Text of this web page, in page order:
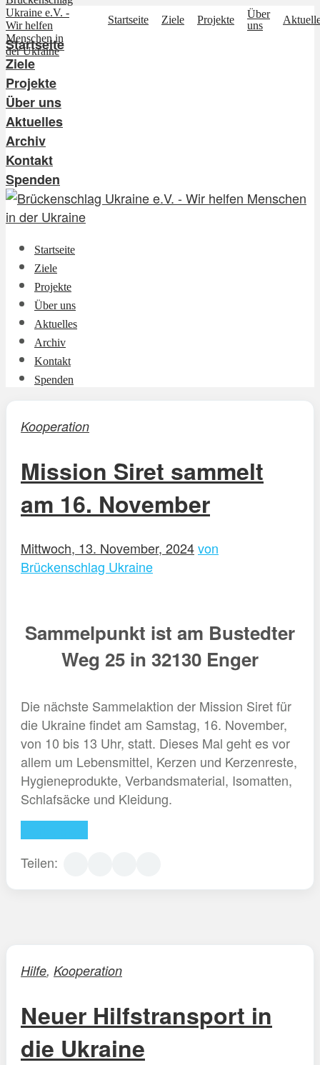
Startseite Ziele Projekte
Über
uns
Startseite
Ziele
Projekte
Über uns
Aktuelles
Archiv
Kontakt
Spenden
Startseite
Ziele
Projekte
Über uns
Aktuelles
Archiv
Kontakt
Spenden
Kooperation
Mission Siret sammelt
am 16. November
Mittwoch, 13. November, 2024von
Brückenschlag Ukraine
Sammelpunkt ist am Bustedter
Weg 25 in 32130 Enger
Die nächste Sammelaktion der Mission Siret für
die Ukraine findet am Samstag, 16. November,
von 10 bis 13 Uhr, statt. Dieses Mal geht es vor
allem um Lebensmittel, Kerzen und Kerzenreste,
Hygieneprodukte, Verbandsmaterial, Isomatten,
Schlafsäcke und Kleidung.
Teilen:
Hilfe, Kooperation
Neuer Hilfstransport in
die Ukraine